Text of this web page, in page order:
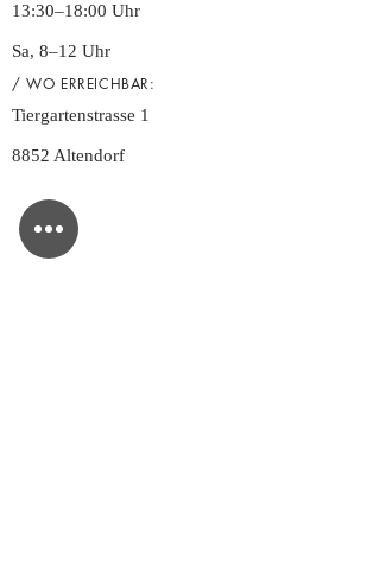
13:30–18:00 Uhr
Sa, 8–12 Uhr
/ WO ERREICHBAR:
Tiergartenstrasse 1
8852 Altendorf